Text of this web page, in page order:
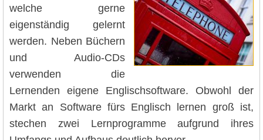
welche gerne
eigenständig gelernt
werden. Neben Büchern
und Audio-CDs
verwenden die
Lernenden eigene Englischsoftware. Obwohl der
Markt an Software fürs Englisch lernen groß ist,
stechen zwei Lernprogramme aufgrund ihres